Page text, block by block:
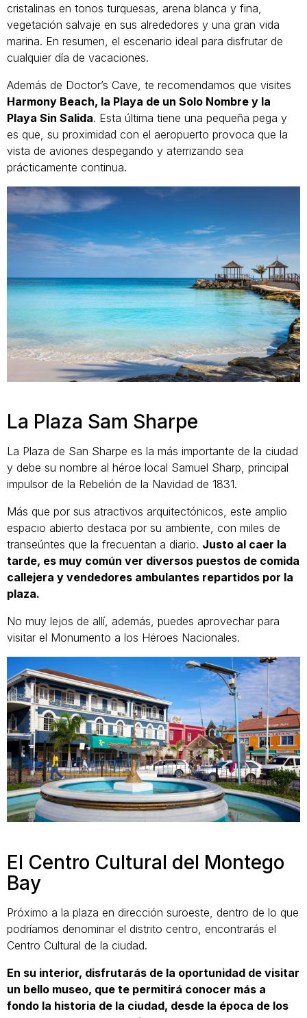
cristalinas en tonos turquesas, arena blanca y fina,
vegetación salvaje en sus alrededores y una gran vida
marina. En resumen, el escenario ideal para disfrutar de
cualquier día de vacaciones.
Además de Doctor’s Cave, te recomendamos que visites
Harmony Beach, la Playa de un Solo Nombre y la
Playa Sin Salida. Esta última tiene una pequeña pega y
es que, su proximidad con el aeropuerto provoca que la
vista de aviones despegando y aterrizando sea
prácticamente continua.
La Plaza Sam Sharpe
La Plaza de San Sharpe es la más importante de la ciudad
y debe su nombre al héroe local Samuel Sharp, principal
impulsor de la Rebelión de la Navidad de 1831.
Más que por sus atractivos arquitectónicos, este amplio
espacio abierto destaca por su ambiente, con miles de
transeúntes que la frecuentan a diario. Justo al caer la
tarde, es muy común ver diversos puestos de comida
callejera y vendedores ambulantes repartidos por la
plaza.
No muy lejos de allí, además, puedes aprovechar para
visitar el Monumento a los Héroes Nacionales.
El Centro Cultural del Montego
Bay
Próximo a la plaza en dirección suroeste, dentro de lo que
podríamos denominar el distrito centro, encontrarás el
Centro Cultural de la ciudad.
En su interior, disfrutarás de la oportunidad de visitar
un bello museo, que te permitirá conocer más a
fondo la historia de la ciudad, desde la época de los